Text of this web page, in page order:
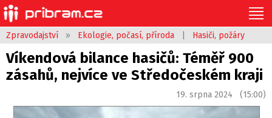
Zpravodajství » Ekologie, počasí, příroda Hasiči, požáry
Víkendová bilance hasičů: Téměř 900
zásahů, nejvíce ve Středočeském kraji
19. srpna 2024 (15:00)